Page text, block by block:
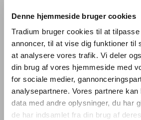
Denne hjemmeside bruger cookies
Tradium bruger cookies til at
annoncer, til at vise dig funktioner til
at analysere vores trafik. Vi deler
din brug af vores hjemmeside med
for sociale medier,
analysepartnere. Vores partnere
data med andre oplysninger, du har
de har indsamlet fra din brug af
ABlommevej
Detailhandel, handel og kontor
Jeanette
Gosvig